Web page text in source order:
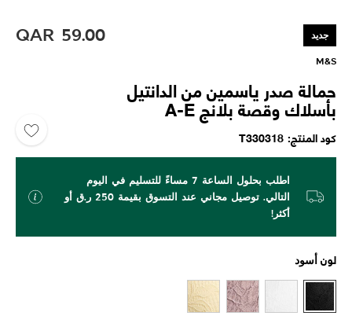
جديد QAR 59.00
M&S
حمالة صدر ياسمين من الدانتيل
بأسلاك وقصة بلانج A-E
كود المنتج T330318
اطلب بحلول الساعة 7 مساءً للتسليم في اليوم
التالي. توصيل مجاني عند التسوق بقيمة 250 ر.ق أو
أكثر!
لون أسود